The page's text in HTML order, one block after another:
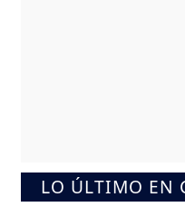
LO ÚLTIMO EN